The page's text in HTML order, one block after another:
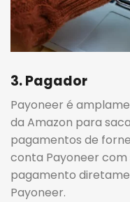
3. Pagador
Payoneer é
da Amazon para
pagamentos de
conta Payoneer
pagamento
Payoneer.